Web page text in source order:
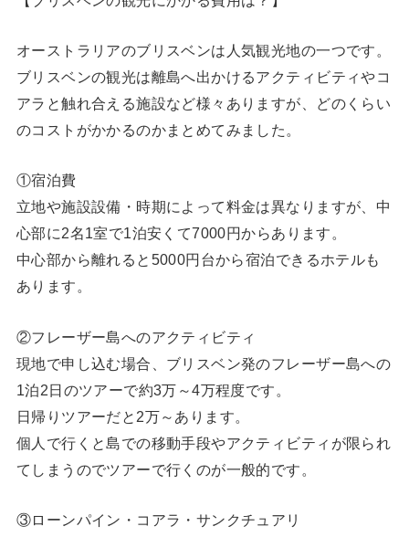
オーストラリアのブリスベンは人気観光地の一つです。
ブリスベンの観光は離島へ出かけるアクティビティやコ
アラと触れ合える施設など様々ありますが、どのくらい
のコストがかかるのかまとめてみました。
①宿泊費
立地や施設設備・時期によって料金は異なりますが、中
心部に2名1室で1泊安くて7000円からあります。
中心部から離れると5000円台から宿泊できるホテルも
あります。
②フレーザー島へのアクティビティ
現地で申し込む場合、ブリスベン発のフレーザー島への
1泊2日のツアーで約3万～4万程度です。
日帰りツアーだと2万～あります。
個人で行くと島での移動手段やアクティビティが限られ
てしまうのでツアーで行くのが一般的です。
③ローンパイン・コアラ・サンクチュアリ